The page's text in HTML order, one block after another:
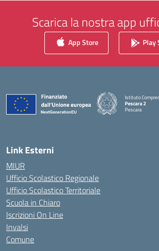
Scarica la nostra app
App Store Play
Istituto
Pescara 2
Pescara
Link Esterni
MIUR
Ufficio Scolastico Regionale
Ufficio Scolastico Territoriale
Scuola in Chiaro
Iscrizioni On Line
Invalsi
Comune